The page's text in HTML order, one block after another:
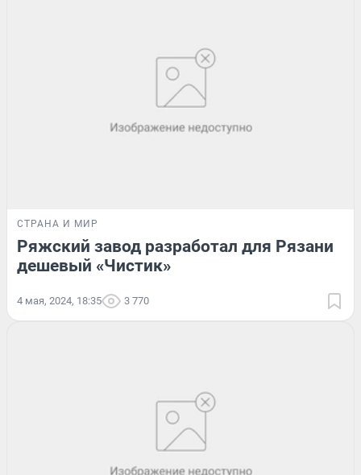
СТРАНА И МИР
Ряжский завод разработал для Рязани
дешевый «Чистик»
4 мая, 2024, 18:35 3 770